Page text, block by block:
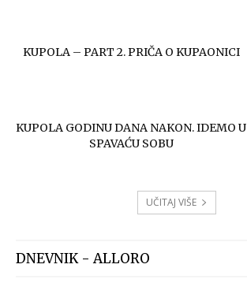
KUPOLA – PART 2. PRIČA O KUPAONICI
KUPOLA GODINU DANA NAKON. IDEMO U
SPAVAĆU SOBU
UČITAJ VIŠE
DNEVNIK - ALLORO